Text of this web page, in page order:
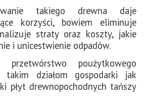
takiego drewna daje
korzyści, bowiem eliminuje
straty oraz koszty, jakie
i unicestwienie odpadów.
przetwórstwo poużytkowego
takim działom gospodarki jak
płyt drewnopochodnych tańszy